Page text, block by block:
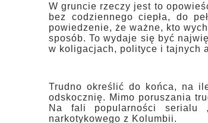
W gruncie rzeczy jest to
bez codziennego ciepła, do
powiedzenie, że ważne, kto
sposób. To wydaje się być
w koligacjach, polityce i tajnych
Trudno określić do końca, na
odskocznię. Mimo poruszania
Na fali popularności serialu
narkotykowego z Kolumbii.